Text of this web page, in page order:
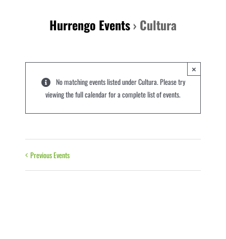
Hurrengo Events› Cultura
×
No matching events listed under Cultura. Please try
viewing the full calendar for a complete list of events.
Previous Events